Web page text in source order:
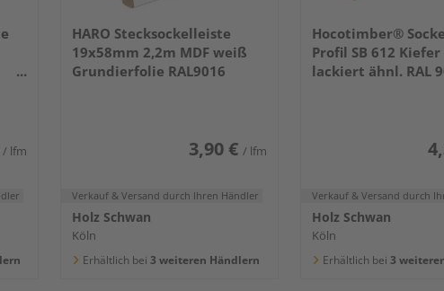
/ lfm
HARO Stecksockelleiste
19x58mm 2,2m MDF weiß
Grundierfolie RAL9016
3,90 € / lfm
Verkauf & Versand durch Ihren Händler
Holz Schwan
Köln
Erhältlich bei 3 weiteren Händlern
Hocotimber®
Profil SB 612
lackiert ähnl. RAL
Verkauf & Versand durch
Holz Schwan
Köln
Erhältlich bei 3